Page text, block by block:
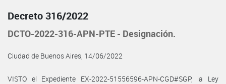
Decreto 316/2022
DCTO-2022-316-APN-PTE - Designación.
Ciudad de Buenos Aires, 14/06/2022
VISTO el Expediente EX-2022-51556596-APN-CGD#SGP, la Ley